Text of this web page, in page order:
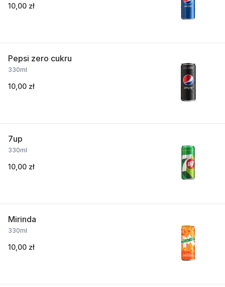
10,00 zł
Pepsi zero cukru
330ml
10,00 zł
7up
330ml
10,00 zł
Mirinda
330ml
10,00 zł